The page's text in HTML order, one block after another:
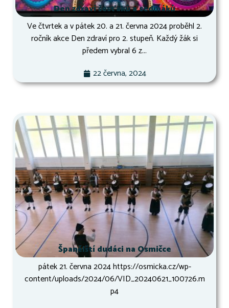
Den zdraví šesťáků a sedmáků
Ve čtvrtek a v pátek 20. a 21. června 2024 proběhl 2.
ročník akce Den zdraví pro 2. stupeň. Každý žák si
předem vybral 6 z...
22 června, 2024
Španělští dudáci na Osmičce
pátek 21. června 2024 https://osmicka.cz/wp-
content/uploads/2024/06/VID_20240621_100726.m
p4